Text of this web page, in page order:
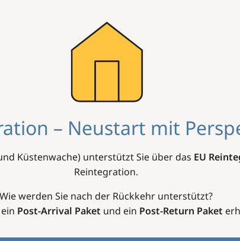
– Neustart mit
Küstenwache) unterstützt Sie über das EU
Reintegration.
Wie werden Sie nach der Rückkehr unterstützt?
Post-Arrival Paket und ein Post-Return Paket